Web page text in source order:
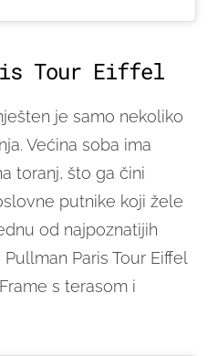
Tour Eiffel
je samo nekoliko
Većina soba ima
toranj, što ga čini
putnike koji žele
od najpoznatijih
Paris Tour Eiffel
s terasom i